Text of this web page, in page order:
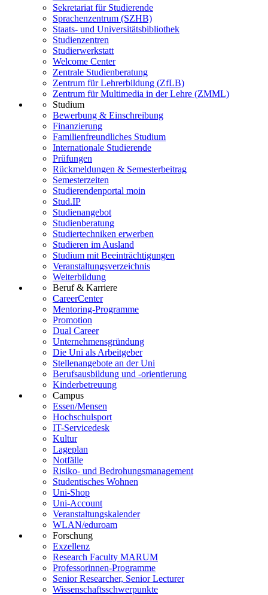
Sekretariat für Studierende
Sprachenzentrum (SZHB)
Staats- und Universitätsbibliothek
Studienzentren
Studierwerkstatt
Welcome Center
Zentrale Studienberatung
Zentrum für Lehrerbildung (ZfLB)
Zentrum für Multimedia in der Lehre (ZMML)
Studium
Bewerbung & Einschreibung
Finanzierung
Familienfreundliches Studium
Internationale Studierende
Prüfungen
Rückmeldungen & Semesterbeitrag
Semesterzeiten
Studierendenportal moin
Stud.IP
Studienangebot
Studienberatung
Studiertechniken erwerben
Studieren im Ausland
Studium mit Beeinträchtigungen
Veranstaltungsverzeichnis
Weiterbildung
Beruf & Karriere
CareerCenter
Mentoring-Programme
Promotion
Dual Career
Unternehmensgründung
Die Uni als Arbeitgeber
Stellenangebote an der Uni
Berufsausbildung und -orientierung
Kinderbetreuung
Campus
Essen/Mensen
Hochschulsport
IT-Servicedesk
Kultur
Lageplan
Notfälle
Risiko- und Bedrohungsmanagement
Studentisches Wohnen
Uni-Shop
Uni-Account
Veranstaltungskalender
WLAN/eduroam
Forschung
Exzellenz
Research Faculty MARUM
Professorinnen-Programme
Senior Researcher, Senior Lecturer
Wissenschaftsschwerpunkte